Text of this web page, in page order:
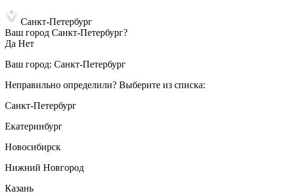
Санкт-Петербург
Ваш город Санкт-Петербург?
Да Нет
Ваш город: Санкт-Петербург
Неправильно определили? Выберите из списка:
Санкт-Петербург
Екатеринбург
Новосибирск
Нижний Новгород
Казань